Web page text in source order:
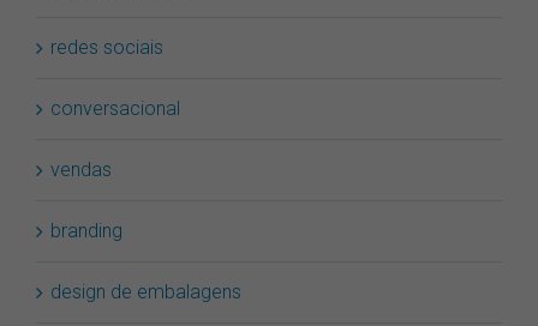
redes sociais
conversacional
vendas
branding
design de embalagens